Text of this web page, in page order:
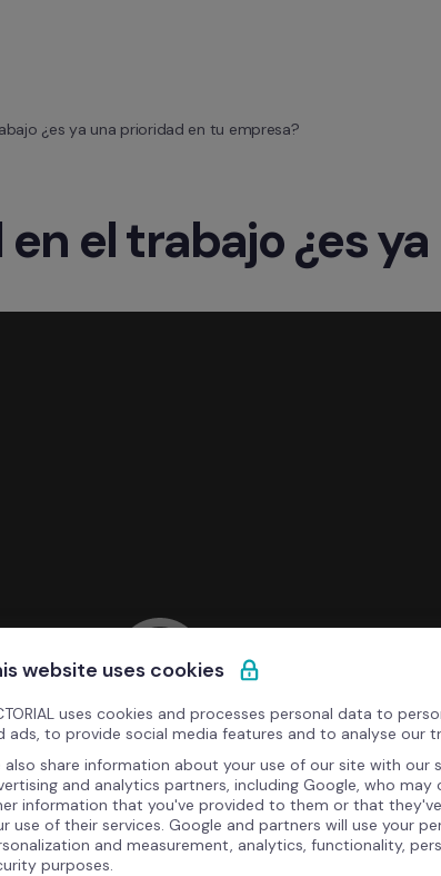
¿es ya una prioridad en tu empresa?
el trabajo ¿es
website uses cookies
uses cookies and processes personal data to
ads, to provide social media features and to analyse our
also share information about your use of our site with our
and analytics partners, including Google, who
information that you've provided to them or that
use of their services. Google and partners will use your
and measurement, analytics, functionality,
purposes.